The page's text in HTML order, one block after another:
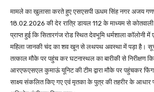
मामले का खुलासा करते हुए एसएसपी ऊधम सिंह नगर अजय
18.02.2026 की देर रात्रि डायल 112 के माध्यम से
प्राप्त हुई कि सितारगंज रोड स्थित देवभूमि धर्मशाला कॉलोनी
महिला जानकी चंद का शव खून से लथपथ अवस्था में पड़ा है।
तत्काल मौके पर पहुंच कर घटनास्थल का बारीकी से निरीक्षण
आरएफएसएल कुमाऊं यूनिट की टीम द्वारा मौके पर पहुंचकर
साक्ष्य संकलित किए गए एवं मृतका के पुत्र की तहरीर के